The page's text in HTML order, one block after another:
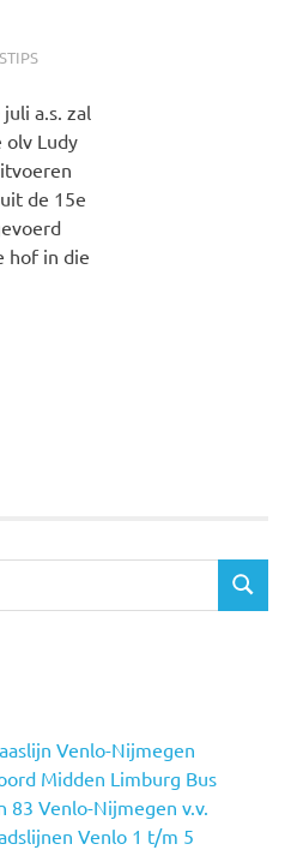
a.s. zal
olv Ludy
de 15e
hof in die
Z
Venlo-Nijmegen
Midden Limburg Bus
Venlo-Nijmegen v.v.
Venlo 1 t/m 5